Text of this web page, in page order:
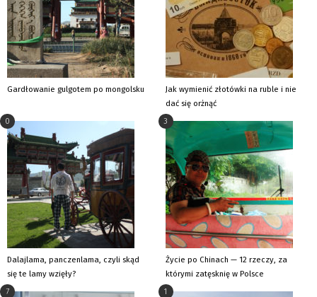
Gardłowanie gulgotem po mongolsku
Jak wymienić złotówki na ruble i nie
dać się orżnąć
Dalajlama, panczenlama, czyli skąd
się te lamy wzięły?
0
Życie po Chinach — 12 rzeczy, za
którymi zatęsknię w Polsce
3
7 1